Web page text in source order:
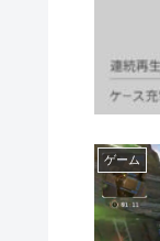
ゲーム